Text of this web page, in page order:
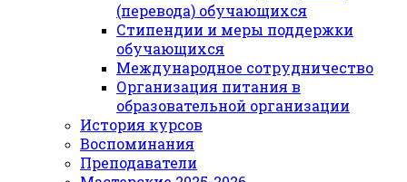
(перевода) обучающихся
Стипендии и меры поддержки
обучающихся
Международное сотрудничество
Организация питания в
образовательной организации
История курсов
Воспоминания
Преподаватели